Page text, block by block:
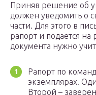
Приняв решение об
должен уведомить о
части. Для этого в
рапорт и подается
документа нужно
Рапорт по
экземплярах.
Второй –